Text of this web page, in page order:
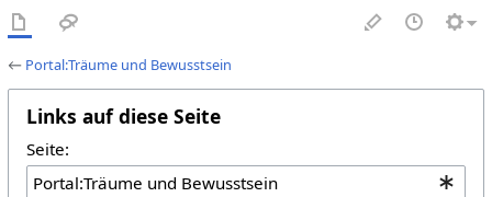
← Portal:Träume und Bewusstsein
Links auf diese Seite
Seite: